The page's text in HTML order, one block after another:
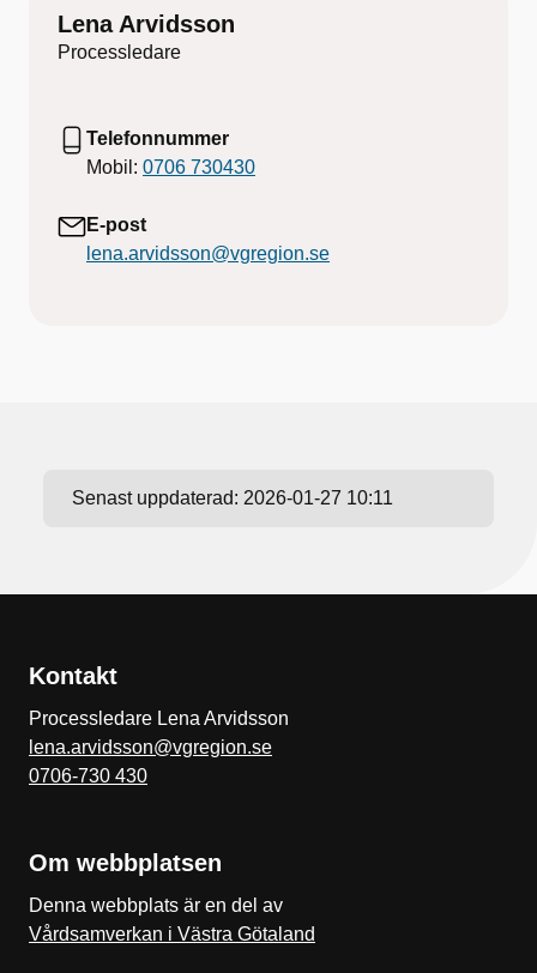
Lena Arvidsson
Processledare
Telefonnummer
Mobil: 0706 730430
E-post
lena.arvidsson@vgregion.se
Senast uppdaterad: 2026-01-27 10:11
Kontakt
Processledare Lena Arvidsson
lena.arvidsson@vgregion.se
0706-730 430
Om webbplatsen
Denna webbplats är en del av
Vårdsamverkan i Västra Götaland